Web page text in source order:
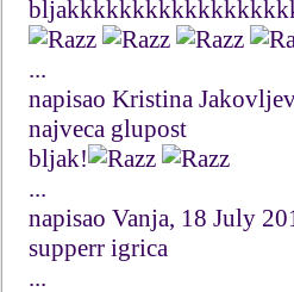
...
napisao Kristina
najveca glupost
bljak!
...
napisao Vanja, 18 July
supperr igrica
...